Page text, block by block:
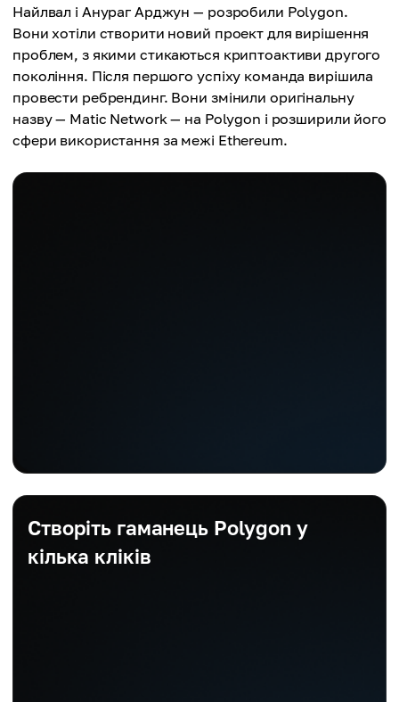
Найлвал і Анураг Арджун — розробили Polygon.
Вони хотіли створити новий проект для вирішення
проблем, з якими стикаються криптоактиви другого
покоління. Після першого успіху команда вирішила
провести ребрендинг. Вони змінили оригінальну
назву — Matic Network — на Polygon і розширили його
сфери використання за межі Ethereum.
Створіть гаманець Polygon у
кілька кліків